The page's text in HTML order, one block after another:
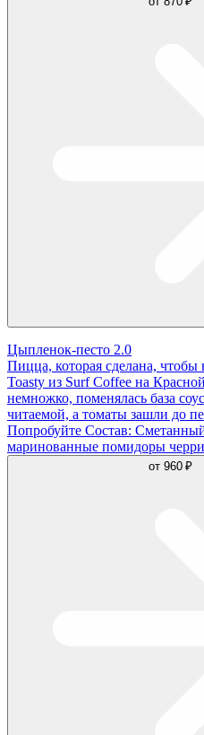
Цыпленок-песто 2.0
Пицца, которая сделана,
Toasty из Surf Coffee на
немножко, поменялась база
читаемой, а томаты зашли до
Попробуйте Состав:
маринованные помидоры
от 960 ₽